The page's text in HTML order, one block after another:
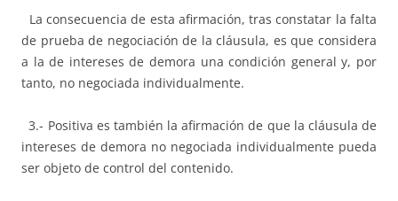
La consecuencia de esta afirmación, tras constatar la falta
de prueba de negociación de la cláusula, es que considera
a la de intereses de demora una condición general y, por
tanto, no negociada individualmente.
3.- Positiva es también la afirmación de que la cláusula de
intereses de demora no negociada individualmente pueda
ser objeto de control del contenido.